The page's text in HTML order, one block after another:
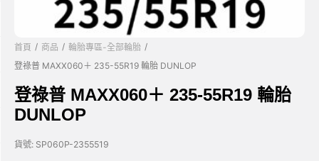
首頁 / 商品 / 輪胎專區-全部輪胎 /
登祿普 MAXX060＋ 235-55R19 輪胎 DUNLOP
登祿普 MAXX060＋ 235-55R19 輪胎
DUNLOP
貨號: SP060P-2355519